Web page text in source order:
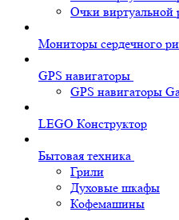
Очки виртуальной
Мониторы сердечного
GPS навигаторы
GPS навигаторы
LEGO Конструктор
Бытовая техника
Грили
Духовые шкафы
Кофемашины